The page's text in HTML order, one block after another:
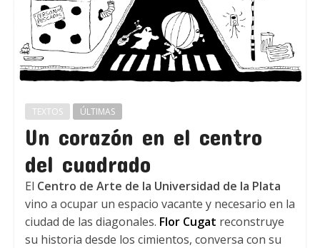
TEXTOS ÚLTIMAS
Un corazón en el centro
del cuadrado
El Centro de Arte de la Universidad de la Plata
vino a ocupar un espacio vacante y necesario en la
ciudad de las diagonales. Flor Cugat reconstruye
su historia desde los cimientos, conversa con su